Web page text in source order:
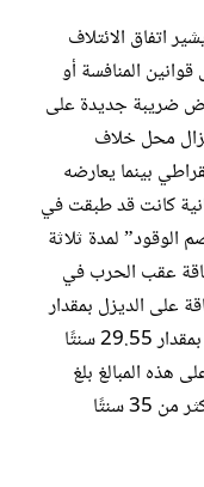
اتفاق الائتلاف
المنافسة أو
ضريبة جديدة على
يزال محل خلاف
بينما يعارضه
كانت قد طبقت في
الوقود” لمدة ثلاثة
عقب الحرب في
على الديزل بمقدار
14.04 سنتًا لكل لتر وعلى البنزين الممتاز بمقدار 29.55 سنتًا
هذه المبالغ بلغ
إجمالي التخفيض نحو 17 سنتًا للديزل وأكثر من 35 سنتًا